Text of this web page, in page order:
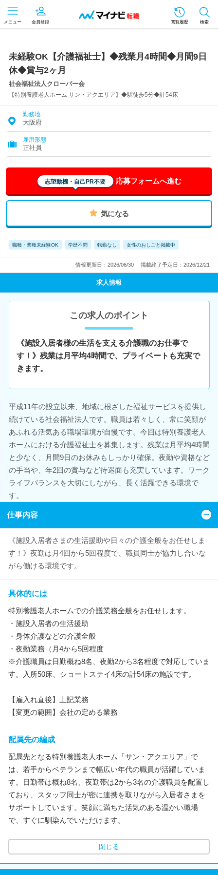
メニュー 会員登録 閲覧履歴 検索
未経験OK【介護福祉士】◆残業月4時間◆月間9日
休◆賞与2ヶ月
社会福祉法人クローバー会
【特別養護老人ホーム サン・アクエリア】◆駅徒歩5分◆計54床
勤務地
大阪府
雇用形態
正社員
志望動機・自己PR不要 応募フォームへ進む
気になる
職種・業種未経験OK 学歴不問 転勤なし 女性のおしごと掲載中
情報更新日：2026/06/30 掲載終了予定日：2026/12/21
求人情報
この求人のポイント
《施設入居者様の生活を支える介護職のお仕事で
す！》残業は月平均4時間で、プライベートも充実で
きます。
平成11年の設立以来、地域に根ざした福祉サービスを提供し
続けている社会福祉法人です。職員は若々しく、常に笑顔が
あふれる活気ある職場環境が自慢です。今回は特別養護老人
ホームにおける介護福祉士を募集します。残業は月平均4時間
と少なく、月間9日のお休みもしっかり確保。夜勤や資格など
の手当や、年2回の賞与など待遇面も充実しています。ワーク
ライフバランスを大切にしながら、長く活躍できる環境で
す。
仕事内容
《施設入居者さまの生活援助や日々の介護全般をお任せしま
す！》夜勤は月4回から5回程度で、職員同士が協力し合いな
がら働ける環境です。
具体的には
特別養護老人ホームでの介護業務全般をお任せします。
・施設入居者の生活援助
・身体介護などの介護全般
・夜勤業務（月4から5回程度
※介護職員は日勤概ね8名、夜勤2から3名程度で対応していま
す。入所50床、ショートステイ4床の計54床の施設です。
【雇入れ直後】上記業務
【変更の範囲】会社の定める業務
配属先の編成
配属先となる特別養護老人ホーム「サン・アクエリア」で
は、若手からベテランまで幅広い年代の職員が活躍していま
す。日勤帯は概ね8名、夜勤帯は2から3名の介護職員を配置し
ており、スタッフ同士が密に連携を取りながら入居者さまを
サポートしています。笑顔に満ちた活気のある温かい職場
で、すぐに馴染んでいただけます。
閉じる